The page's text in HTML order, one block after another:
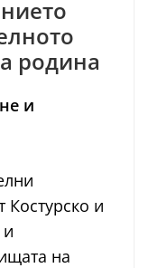
родина
и
Костурско и
на